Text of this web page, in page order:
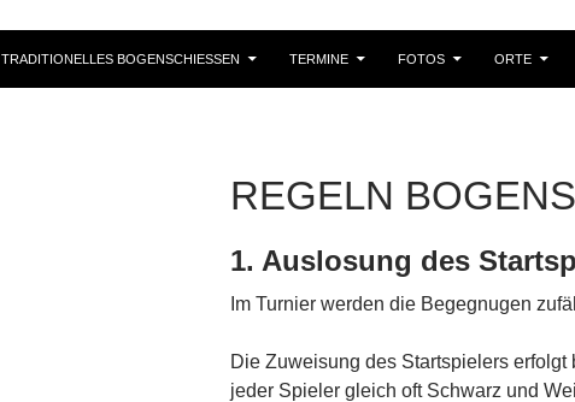
TRADITIONELLES BOGENSCHIESSEN TERMINE FOTOS ORTE
REGELN
1. Auslosung des
Im Turnier werden die Begegnugen
Die Zuweisung des Startspielers erfolgt
jeder Spieler gleich oft Schwarz und